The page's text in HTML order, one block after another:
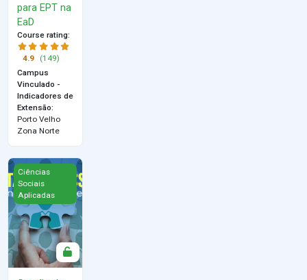
para EPT na
EaD
Course rating:
4.9
(149)
Campus
Vinculado -
Indicadores de
Extensão:
Porto Velho
Zona Norte
Gestão de Pessoas: Conceitos e Processos
Ciências
Sociais
Aplicadas